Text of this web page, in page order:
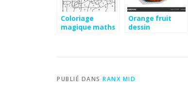
Coloriage
magique maths
Orange fruit
dessin
PUBLIÉ DANS RANX MID